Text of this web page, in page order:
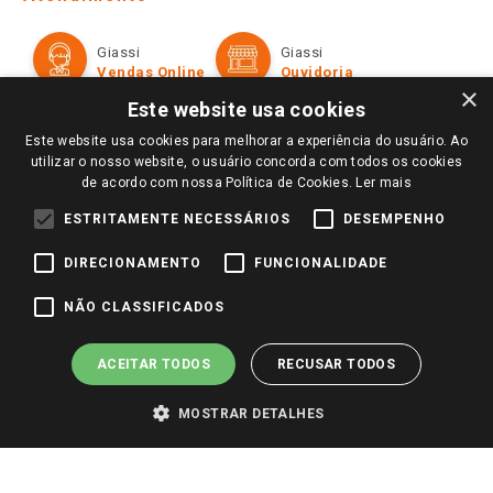
Televendas
Perguntas frequentes
Trabalhe Conosco
Identidade Visual
Formas de Pagamento
Políticas de entrega
Trocas e Devoluções
Giassi
Vendas Online
Giassi
Ouvidoria
Redes Sociais
Pagamento e Segurança
×
Este website usa cookies
Este website usa cookies para melhorar a experiência do usuário. Ao
utilizar o nosso website, o usuário concorda com todos os cookies
de acordo com nossa Política de Cookies. Ler mais
ESTRITAMENTE NECESSÁRIOS DESEMPENHO
DIRECIONAMENTO FUNCIONALIDADE
NÃO CLASSIFICADOS
ACEITAR TODOS RECUSAR TODOS
MOSTRAR DETALHES